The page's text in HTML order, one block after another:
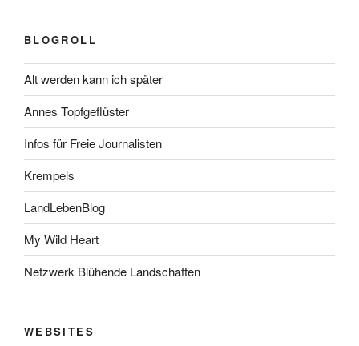
BLOGROLL
Alt werden kann ich später
Annes Topfgeflüster
Infos für Freie Journalisten
Krempels
LandLebenBlog
My Wild Heart
Netzwerk Blühende Landschaften
WEBSITES